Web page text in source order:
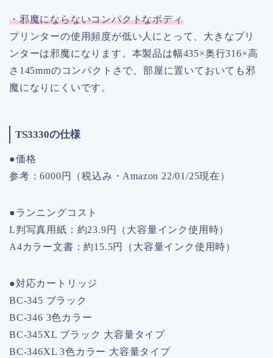
・邪魔にならないコンパクトなボディ
プリンターの使用頻度が低い人にとって、大きなプリ
ンターは邪魔になります。本製品は幅435×奥行316×高
さ145mmのコンパクトさで、部屋に置いておいても邪
魔になりにくいです。
TS3330の仕様
●価格
参考：6000円（税込み・Amazon 22/01/25現在）
●ランニングコスト
L判写真用紙：約23.9円（大容量インク使用時）
A4カラー文書：約15.5円（大容量インク使用時）
●対応カートリッジ
BC-345 ブラック
BC-346 3色カラー
BC-345XL ブラック 大容量タイプ
BC-346XL 3色カラー 大容量タイプ